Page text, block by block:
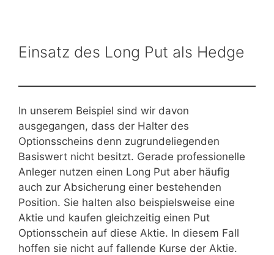
Einsatz des Long Put als Hedge
In unserem Beispiel sind wir davon
ausgegangen, dass der Halter des
Optionsscheins denn zugrundeliegenden
Basiswert nicht besitzt. Gerade professionelle
Anleger nutzen einen Long Put aber häufig
auch zur Absicherung einer bestehenden
Position. Sie halten also beispielsweise eine
Aktie und kaufen gleichzeitig einen Put
Optionsschein auf diese Aktie. In diesem Fall
hoffen sie nicht auf fallende Kurse der Aktie.